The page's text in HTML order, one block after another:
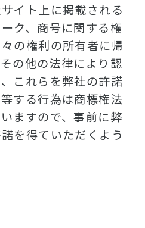
イト上に掲載される
ク、商号に関する権
の権利の所有者に帰
の他の法律により認
これらを弊社の許諾
する行為は商標権法
ますので、事前に弊
を得ていただくよう